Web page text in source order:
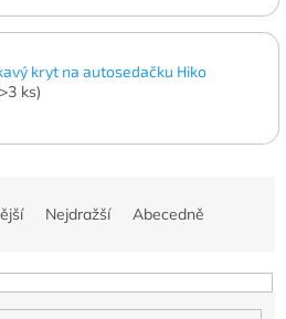
kryt na autosedačku Hiko
ks)
Nejdražší Abecedně